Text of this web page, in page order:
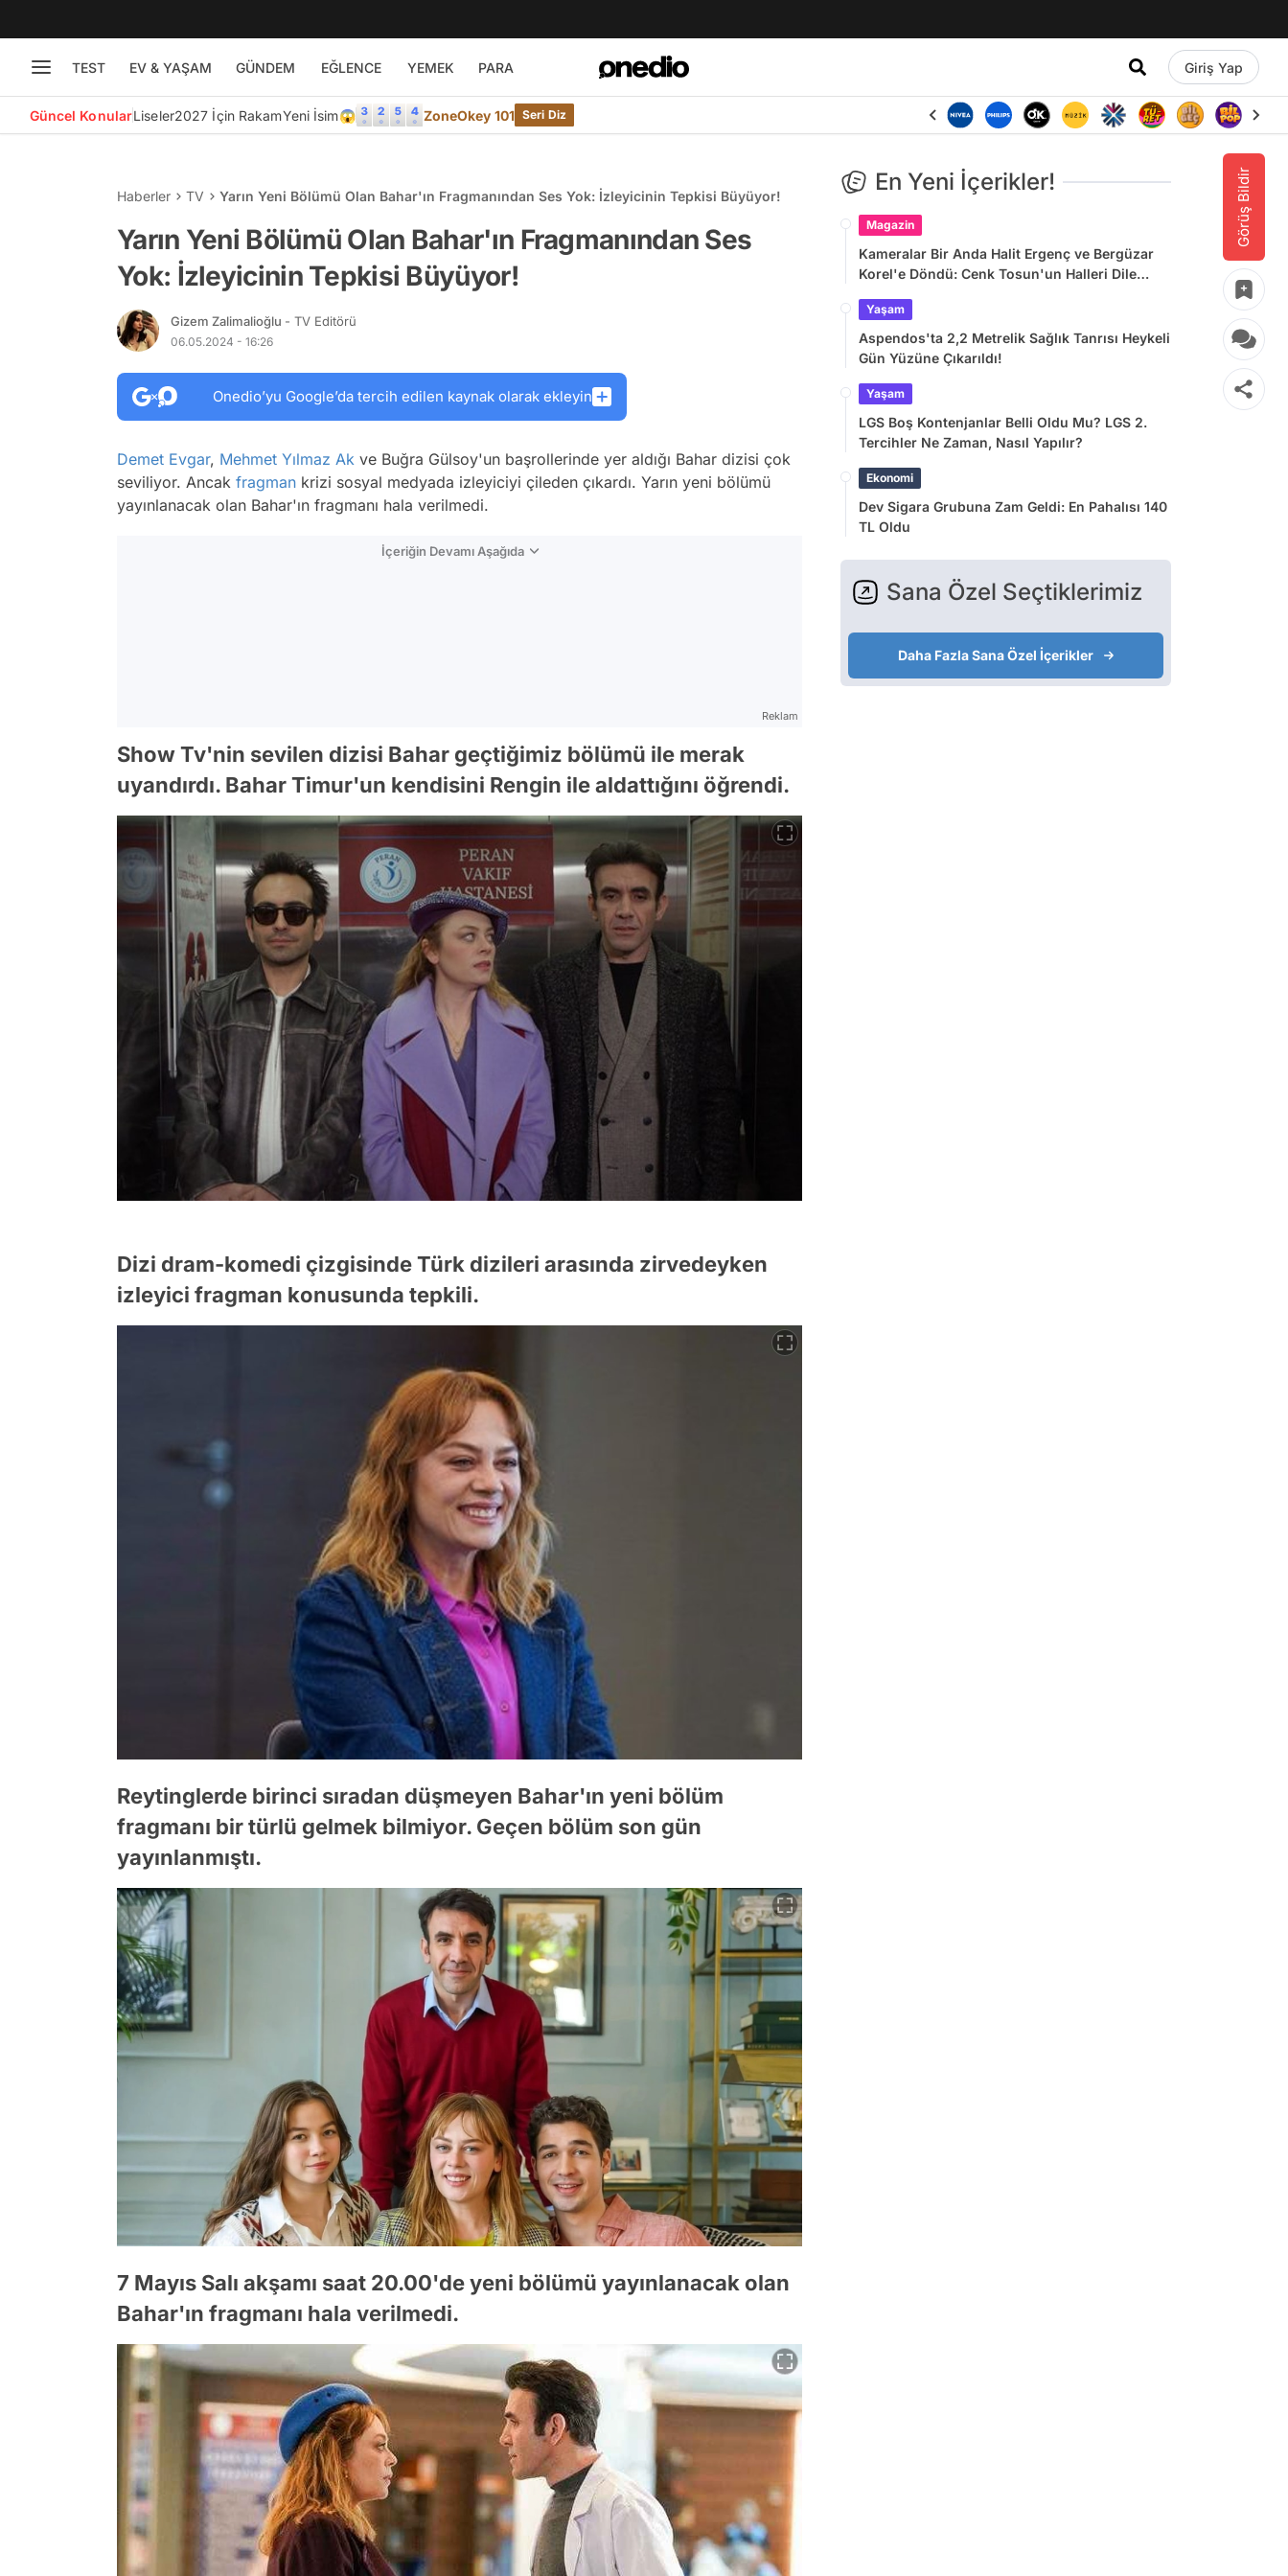
TEST EV & YAŞAM GÜNDEM EĞLENCE YEMEK PARA Giriş Yap
Güncel KonularLiseler2027 İçin RakamYeni İsim😱 ZoneOkey 101 Seri Diz
Görüş Bildir
Haberler TV Yarın Yeni Bölümü Olan Bahar'ın Fragmanından Ses Yok: İzleyicinin Tepkisi Büyüyor!
Yarın Yeni Bölümü Olan Bahar'ın Fragmanından Ses
Yok: İzleyicinin Tepkisi Büyüyor!
Gizem Zalimalioğlu - TV Editörü
06.05.2024 - 16:26
Onedio’yu Google’da tercih edilen kaynak olarak ekleyin
Demet Evgar, Mehmet Yılmaz Ak ve Buğra Gülsoy'un başrollerinde yer aldığı Bahar dizisi çok
seviliyor. Ancak fragman krizi sosyal medyada izleyiciyi çileden çıkardı. Yarın yeni bölümü
yayınlanacak olan Bahar'ın fragmanı hala verilmedi.
İçeriğin Devamı Aşağıda
Reklam
Show Tv'nin sevilen dizisi Bahar geçtiğimiz bölümü ile merak
uyandırdı. Bahar Timur'un kendisini Rengin ile aldattığını öğrendi.
Dizi dram-komedi çizgisinde Türk dizileri arasında zirvedeyken
izleyici fragman konusunda tepkili.
Reytinglerde birinci sıradan düşmeyen Bahar'ın yeni bölüm
fragmanı bir türlü gelmek bilmiyor. Geçen bölüm son gün
yayınlanmıştı.
7 Mayıs Salı akşamı saat 20.00'de yeni bölümü yayınlanacak olan
Bahar'ın fragmanı hala verilmedi.
En Yeni İçerikler!
Magazin
Kameralar Bir Anda Halit Ergenç ve Bergüzar
Korel'e Döndü: Cenk Tosun'un Halleri Dile
Yaşam
Aspendos'ta 2,2 Metrelik Sağlık Tanrısı Heykeli
Gün Yüzüne Çıkarıldı!
Yaşam
LGS Boş Kontenjanlar Belli Oldu Mu? LGS 2.
Tercihler Ne Zaman, Nasıl Yapılır?
Ekonomi
Dev Sigara Grubuna Zam Geldi: En Pahalısı 140
TL Oldu
Sana Özel Seçtiklerimiz
Daha Fazla Sana Özel İçerikler